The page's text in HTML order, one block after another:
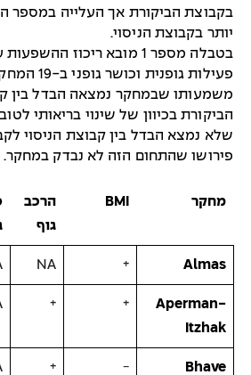
בקבוצת הביקורת אך העלייה במספר
יותר בקבוצת הניסוי.
פעילות גופנית
משמעותו שבמחקר נמצאה הבדל בין
הביקורת בכיוון של שינוי בריאותי
פירושו שהתחום הזה לא נבדק במחקר.
מחקר BMI
הרכב
גוף
Almas
+
NA
Aperman-
Itzhak
+
+
Bhave
−
+